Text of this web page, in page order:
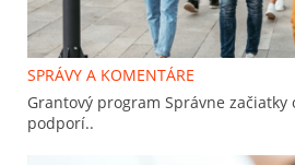
SPRÁVY A KOMENTÁRE
Grantový program Správne začiatky
podporí..